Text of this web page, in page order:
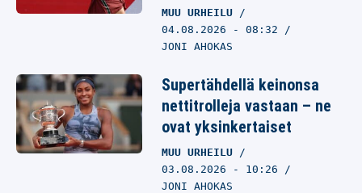
MUU URHEILU
04.08.2026 - 08:32
JONI AHOKAS
Supertähdellä keinonsa
nettitrolleja vastaan – ne
ovat yksinkertaiset
MUU URHEILU
03.08.2026 - 10:26
JONI AHOKAS